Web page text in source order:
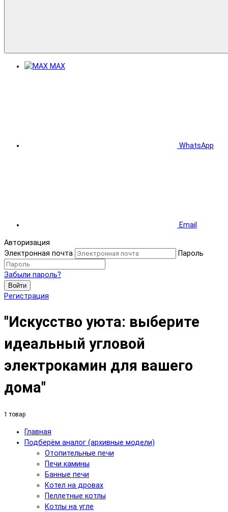
MAX
WhatsApp
Email
Авторизация
Электронная почта
Пароль
Забыли пароль?
Войти
Регистрация
"Искусство уюта: выберите
идеальный угловой
электрокамин для вашего
дома"
1 товар
Главная
Подберём аналог (архивные модели)
Отопительные печи
Печи камины
Банные печи
Котел на дровах
Пеллетные котлы
Котлы на угле